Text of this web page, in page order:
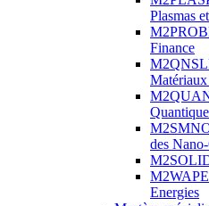
Plasmas
Finance
Matériaux
des
Energies